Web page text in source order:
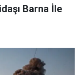
Barna İle